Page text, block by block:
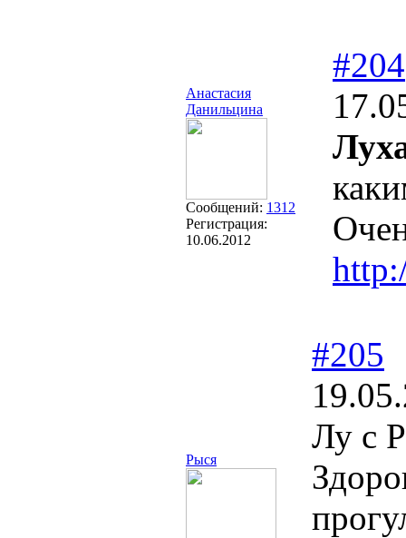
Анастасия
Данильцина
Сообщений: 1312
Регистрация:
10.06.2012
#204
Рыся
#205
Лу с